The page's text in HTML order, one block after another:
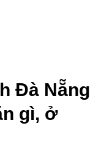
Đà Nẵng
gì, ở